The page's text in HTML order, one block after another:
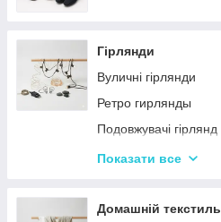
Гірлянди
Вуличні гірлянди
Ретро гирлянды
Подовжувачі гірлянд
Хатні гірлянди
Показати все
Домашній текстиль